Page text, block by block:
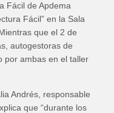
Fácil de Apdema
Fácil” en la Sala
que el 2 de
autogestoras de
por ambas en el taller
Andrés, responsable
que “durante los